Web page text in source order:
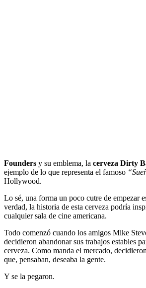
Founders y su emblema, la cerveza Dirty
ejemplo de lo que representa el famoso
Hollywood.
Lo sé, una forma un poco cutre de empezar
verdad, la historia de esta cerveza podría
cualquier sala de cine americana.
Todo comenzó cuando los amigos Mike
decidieron abandonar sus trabajos estables
cerveza. Como manda el mercado,
que, pensaban, deseaba la gente.
Y se la pegaron.